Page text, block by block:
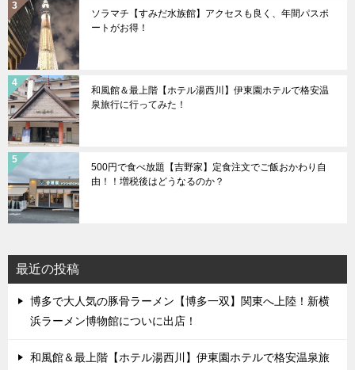
ソラマチ【すみだ水族館】アクセスも良く、年間パスポ
ートがお得！
和風館＆最上階【ホテル湯西川】伊東園ホテルで格安温
泉旅行に行ってみた！
500円で食べ放題【吉野家】定食注文でご飯おかわり自
由！！増税後はどうなるのか？
最近の投稿
博多で大人気の豚骨ラーメン【博多一双】関東へ上陸！新横
浜ラーメン博物館についに出店！
和風館＆最上階【ホテル湯西川】伊東園ホテルで格安温泉旅